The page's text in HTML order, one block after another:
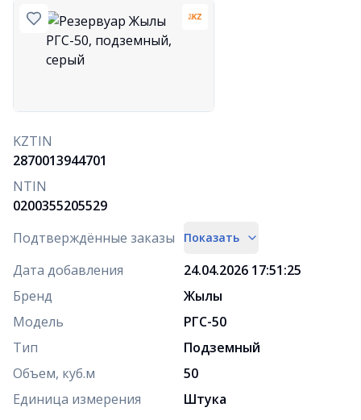
KZTIN
2870013944701
NTIN
0200355205529
Подтверждённые заказы
Показать
Дата добавления
24.04.2026 17:51:25
Бренд
Жылы
Модель
РГС-50
Тип
Подземный
Объем, куб.м
50
Единица измерения
Штука